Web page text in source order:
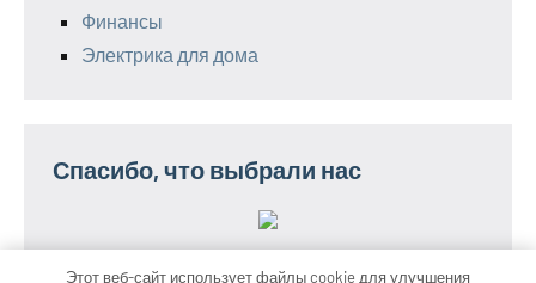
Финансы
Электрика для дома
Спасибо, что выбрали нас
Этот веб-сайт использует файлы cookie для улучшения